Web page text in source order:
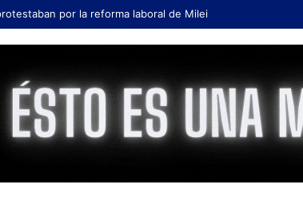
por la reforma laboral de Milei